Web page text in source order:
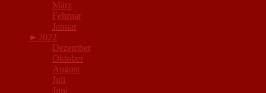
März
Februar
Januar
► 2022
Dezember
Oktober
August
Juli
Juni